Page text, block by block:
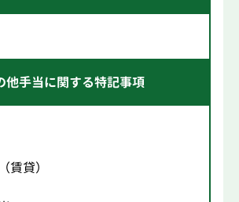
他手当に関する特記事項
貸）